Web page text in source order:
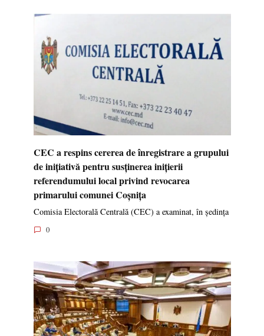
CEC a respins cererea de înregistrare a grupului
de inițiativă pentru susținerea inițierii
referendumului local privind revocarea
primarului comunei Coșnița
Comisia Electorală Centrală (CEC) a examinat, în ședința
0